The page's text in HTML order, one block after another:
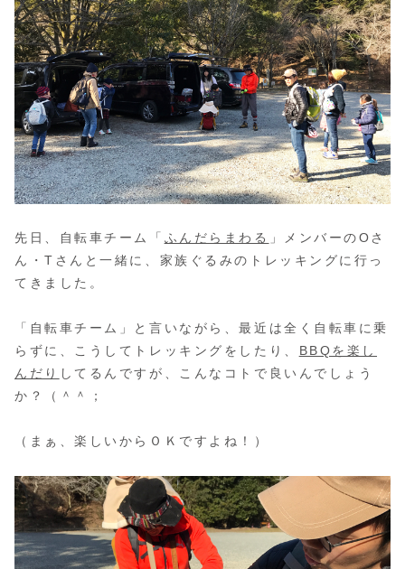
先日、自転車チーム「 ふんだらまわる
」メンバーのOさ
ん・Tさんと一緒に、家族ぐるみのトレッキングに行っ
てきました。
「自転車チーム」と言いながら、最近は全く自転車に乗
らずに、こうしてトレッキングをしたり、 BBQを楽し
んだり してるんですが、こんなコトで良いんでしょう
か？（＾＾；
（まぁ、楽しいからＯＫですよね！）